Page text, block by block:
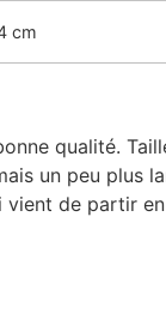
cm
qualité.
un peu plus
vient de partir